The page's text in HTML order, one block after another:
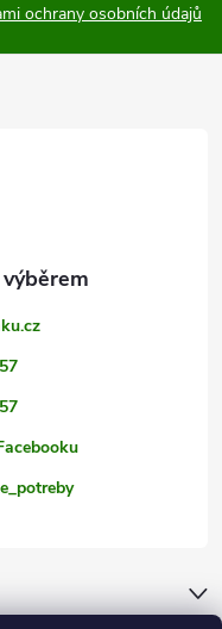
ochrany osobních údajů